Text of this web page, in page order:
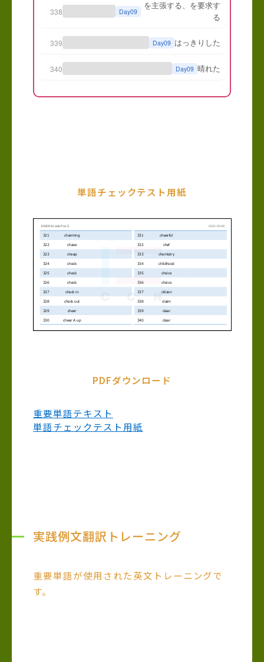
単語チェックテスト用紙
PDFダウンロード
重要単語テキスト
単語チェックテスト用紙
実践例文翻訳トレーニング
重要単語が使用された英文トレーニングで
す。